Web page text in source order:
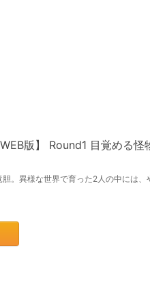
版】 Round1 目覚める怪
。異様な世界で育った2人の中には、